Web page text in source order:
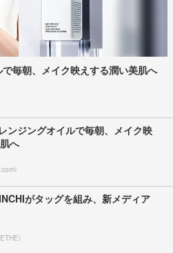
毎朝、メイク映えする潤い美肌へ
ンジングオイルで毎朝、メイク映
へ
がタッグを組み、新メディア